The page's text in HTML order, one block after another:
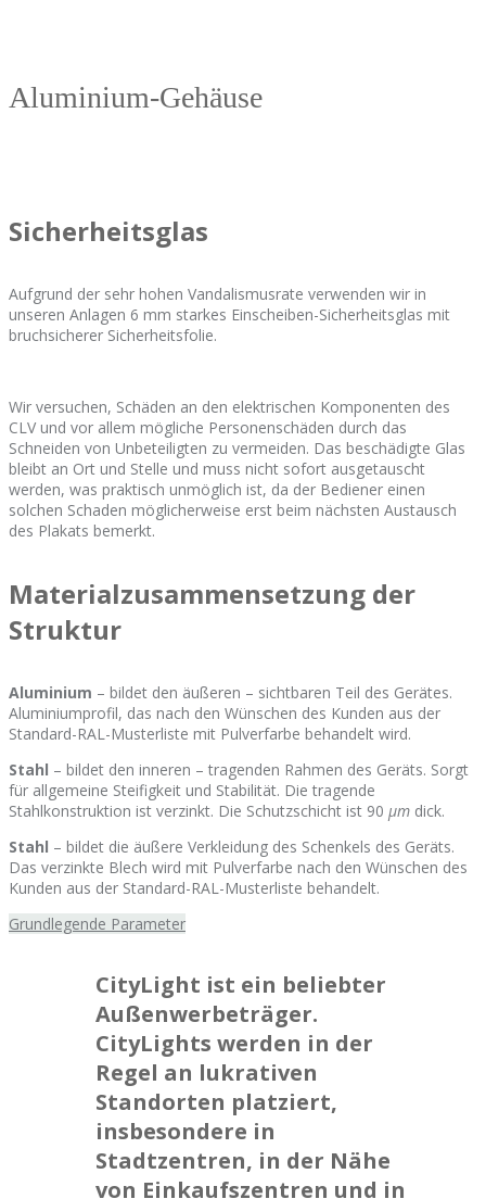
Aluminium-Gehäuse
Sicherheitsglas
Aufgrund der sehr hohen Vandalismusrate verwenden wir in
unseren Anlagen 6 mm starkes Einscheiben-Sicherheitsglas mit
bruchsicherer Sicherheitsfolie.
Wir versuchen, Schäden an den elektrischen Komponenten des
CLV und vor allem mögliche Personenschäden durch das
Schneiden von Unbeteiligten zu vermeiden. Das beschädigte Glas
bleibt an Ort und Stelle und muss nicht sofort ausgetauscht
werden, was praktisch unmöglich ist, da der Bediener einen
solchen Schaden möglicherweise erst beim nächsten Austausch
des Plakats bemerkt.
Materialzusammensetzung der
Struktur
Aluminium – bildet den äußeren – sichtbaren Teil des Gerätes.
Aluminiumprofil, das nach den Wünschen des Kunden aus der
Standard-RAL-Musterliste mit Pulverfarbe behandelt wird.
Stahl – bildet den inneren – tragenden Rahmen des Geräts. Sorgt
für allgemeine Steifigkeit und Stabilität. Die tragende
Stahlkonstruktion ist verzinkt. Die Schutzschicht ist 90 μm dick.
Stahl – bildet die äußere Verkleidung des Schenkels des Geräts.
Das verzinkte Blech wird mit Pulverfarbe nach den Wünschen des
Kunden aus der Standard-RAL-Musterliste behandelt.
Grundlegende Parameter
CityLight ist ein beliebter
Außenwerbeträger.
CityLights werden in der
Regel an lukrativen
Standorten platziert,
insbesondere in
Stadtzentren, in der Nähe
von Einkaufszentren und in